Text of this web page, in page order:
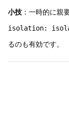
小技 ：一時的に親
isolation:
るのも有効です。